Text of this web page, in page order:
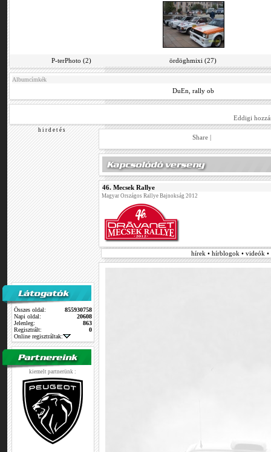
P-terPhoto (2) ördöghmixi (27)
Albumcímkék
DuEn ,rally ob
Eddigi
h i r d e t é s
Összes oldal:
855930758
Napi oldal:
20608
Jelenleg:
863
Regisztrált:
0
Online regisztráltak:
kiemelt partnerünk :
Share |
46. Mecsek Rallye
Magyar Országos Rallye Bajnokság 2012
hírek • hírblogok • videók